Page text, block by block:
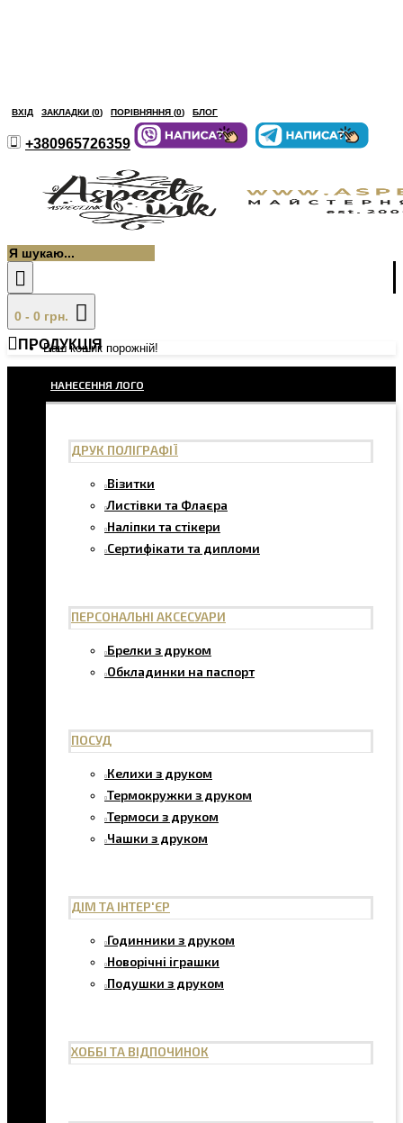
ВХІД ЗАКЛАДКИ (0) ПОРІВНЯННЯ (0) БЛОГ
+380965726359
0 - 0 грн.
Ваш кошик порожній!
ПРОДУКЦІЯ
НАНЕСЕННЯ ЛОГО
ДРУК ПОЛІГРАФІЇ
Візитки
Листівки та Флаєра
Наліпки та стікери
Сертифікати та дипломи
ПЕРСОНАЛЬНІ АКСЕСУАРИ
Брелки з друком
Обкладинки на паспорт
ПОСУД
Келихи з друком
Термокружки з друком
Термоси з друком
Чашки з друком
ДІМ ТА ІНТЕР'ЄР
Годинники з друком
Новорічні іграшки
Подушки з друком
ХОББІ ТА ВІДПОЧИНОК